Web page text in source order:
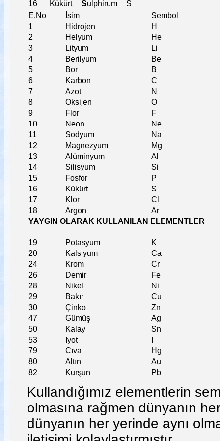
16
Kükürt Sulphirum
S
E.No
İsim
Sembol
1
Hidrojen
H
2
Helyum
He
3
Lityum
Li
4
Berilyum
Be
5
Bor
B
6
Karbon
C
7
Azot
N
8
Oksijen
O
9
Flor
F
10
Neon
Ne
11
Sodyum
Na
12
Magnezyum
Mg
13
Alüminyum
Al
14
Silisyum
Si
15
Fosfor
P
16
Kükürt
S
17
Klor
Cl
18
Argon
Ar
YAYGIN OLARAK KULLANILAN ELEMENTLER
19 Potasyum
K
20
Kalsiyum
Ca
24
Krom
Cr
26
Demir
Fe
28
Nikel
Ni
29
Bakır
Cu
30
Çinko
Zn
47
Gümüş
Ag
50
Kalay
Sn
53
Iyot
79
Cıva
Hg
80
Altın
Au
82
Kurşun Pb
Kullandığımız elementlerin
olmasına rağmen dünyanın
dünyanın her yerinde aynı